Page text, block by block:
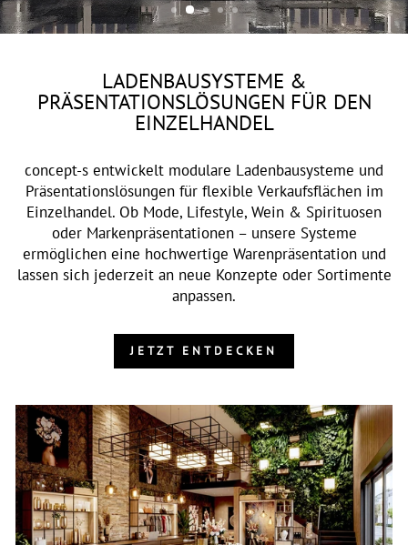
LADENBAUSYSTEME &
PRÄSENTATIONSLÖSUNGEN FÜR DEN
EINZELHANDEL
concept-s entwickelt modulare Ladenbausysteme und
Präsentationslösungen für flexible Verkaufsflächen im
Einzelhandel. Ob Mode, Lifestyle, Wein & Spirituosen
oder Markenpräsentationen – unsere Systeme
ermöglichen eine hochwertige Warenpräsentation und
lassen sich jederzeit an neue Konzepte oder Sortimente
anpassen.
JETZT ENTDECKEN